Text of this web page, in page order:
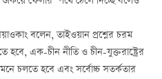
বলেন, তাইওয়ান প্রশ্নের চরম
এক-চীন নীতি ও চীন-যুক্তরাষ্ট্রের
চলতে হবে এবং সর্বোচ্চ সতর্কতার